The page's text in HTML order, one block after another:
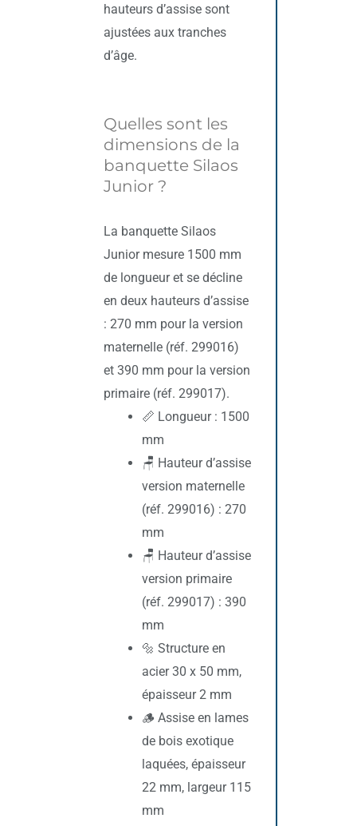
hauteurs d’assise sont
ajustées aux tranches
d’âge.
Quelles sont les
dimensions de la
banquette Silaos
Junior ?
La banquette Silaos
Junior mesure 1500 mm
de longueur et se décline
en deux hauteurs d’assise
: 270 mm pour la version
maternelle (réf. 299016)
et 390 mm pour la version
primaire (réf. 299017).
📏 Longueur : 1500
mm
🪑 Hauteur d’assise
version maternelle
(réf. 299016) : 270
mm
🪑 Hauteur d’assise
version primaire
(réf. 299017) : 390
mm
🔩 Structure en
acier 30 x 50 mm,
épaisseur 2 mm
🪵 Assise en lames
de bois exotique
laquées, épaisseur
22 mm, largeur 115
mm